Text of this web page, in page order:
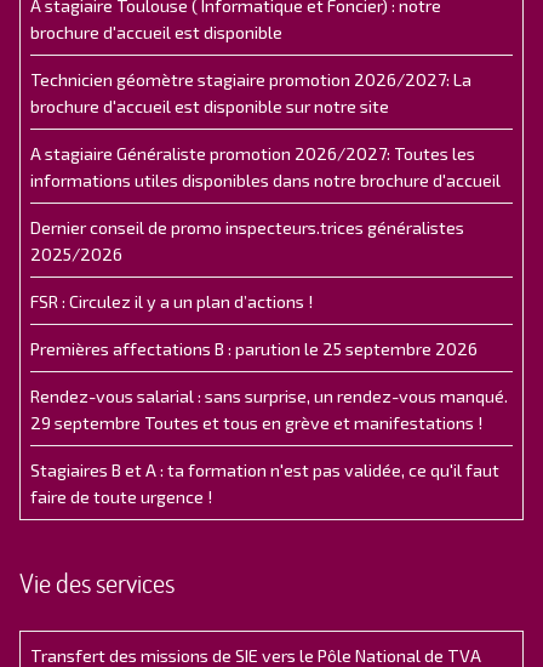
A stagiaire Toulouse ( Informatique et Foncier) : notre
brochure d'accueil est disponible
Technicien géomètre stagiaire promotion 2026/2027: La
brochure d'accueil est disponible sur notre site
A stagiaire Généraliste promotion 2026/2027: Toutes les
informations utiles disponibles dans notre brochure d'accueil
Dernier conseil de promo inspecteurs.trices généralistes
2025/2026
FSR : Circulez il y a un plan d’actions !
Premières affectations B : parution le 25 septembre 2026
Rendez-vous salarial : sans surprise, un rendez-vous manqué.
29 septembre Toutes et tous en grève et manifestations !
Stagiaires B et A : ta formation n'est pas validée, ce qu'il faut
faire de toute urgence !
Vie des services
Transfert des missions de SIE vers le Pôle National de TVA